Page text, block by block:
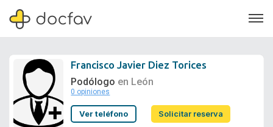
Soporte
Francisco Javier Diez Torices
Podólogo en León
0 opiniones
Ver teléfono Solicitar reserva